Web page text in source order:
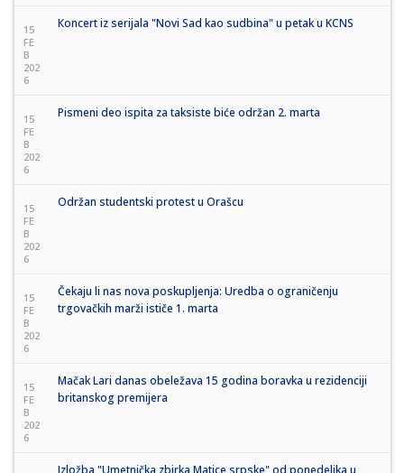
15
FE
B
202
6
Кoncert iz serijala "Novi Sad kao sudbina" u petak u KCNS
15
FE
B
202
6
Pismeni deo ispita za taksiste biće održan 2. marta
15
FE
B
202
6
Održan studentski protest u Orašcu
15
FE
B
202
6
Čekaju li nas nova poskupljenja: Uredba o ograničenju
trgovačkih marži ističe 1. marta
15
FE
B
202
6
Mačak Lari danas obeležava 15 godina boravka u rezidenciji
britanskog premijera
Izložba "Umetnička zbirka Matice srpske" od ponedeljka u